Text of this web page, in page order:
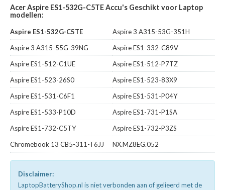
Acer Aspire ES1-532G-C5TE Accu's Geschikt voor Laptop
modellen:
Aspire ES1-532G-C5TE
Aspire 3 A315-53G-351H
Aspire 3 A315-55G-39NG
Aspire ES1-332-C89V
Aspire ES1-512-C1UE
Aspire ES1-512-P7TZ
Aspire ES1-523-26S0
Aspire ES1-523-83X9
Aspire ES1-531-C6F1
Aspire ES1-531-P04Y
Aspire ES1-533-P10D
Aspire ES1-731-P1SA
Aspire ES1-732-C5TY
Aspire ES1-732-P3ZS
Chromebook 13 CB5-311-T6JJ
NX.MZ8EG.052
Disclaimer:
LaptopBatteryShop.nl is niet verbonden aan of gelieerd met de